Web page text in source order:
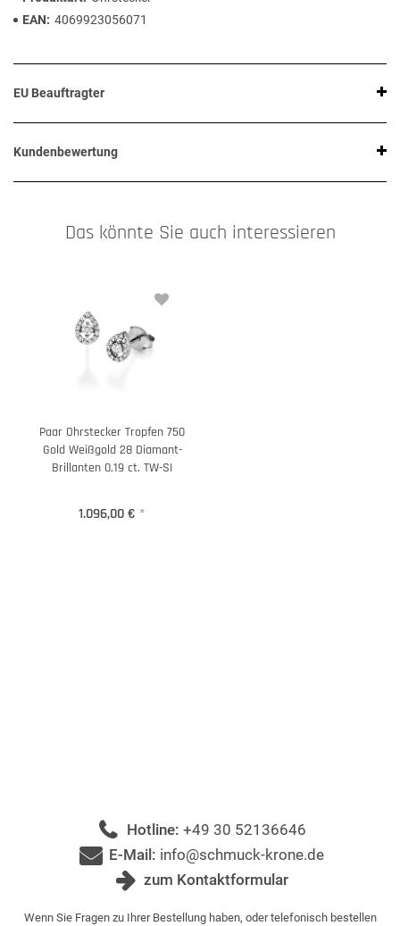
EAN
4069923056071
EU Beauftragter
Kundenbewertung
Das könnte Sie auch interessieren
Paar Ohrstecker Tropfen 750
Gold Weißgold 28 Diamant-
Brillanten 0,19 ct. TW-SI
1.096,00 € *
Hotline: +49 30 52136646
E-Mail: info@schmuck-krone.de
zum Kontaktformular
Wenn Sie Fragen zu Ihrer Bestellung haben, oder telefonisch bestellen